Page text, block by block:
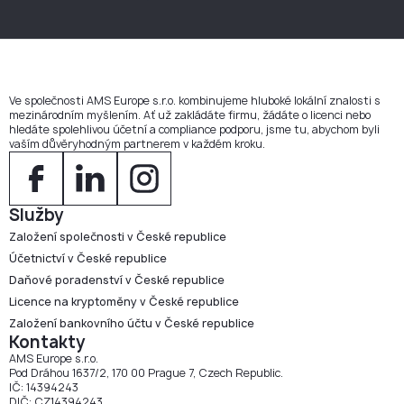
Ve společnosti AMS Europe s.r.o. kombinujeme hluboké lokální znalosti s
mezinárodním myšlením. Ať už zakládáte firmu, žádáte o licenci nebo
hledáte spolehlivou účetní a compliance podporu, jsme tu, abychom byli
vaším důvěryhodným partnerem v každém kroku.
Služby
Založení společnosti v České republice
Účetnictví v České republice
Daňové poradenství v České republice
Licence na kryptoměny v České republice
Založení bankovního účtu v České republice
Kontakty
AMS Europe s.r.o.
Pod Dráhou 1637/2, 170 00 Prague 7, Czech Republic.
IČ: 14394243